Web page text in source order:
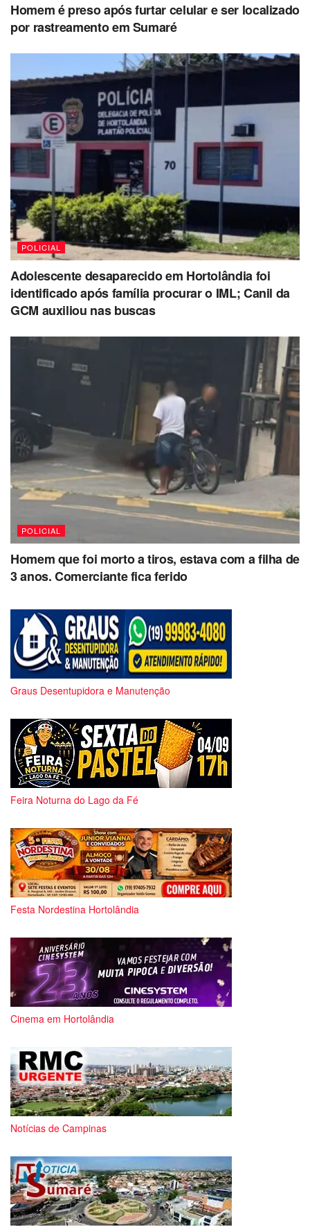
Homem é preso após furtar celular e ser localizado
por rastreamento em Sumaré
POLICIAL
Adolescente desaparecido em Hortolândia foi
identificado após família procurar o IML; Canil da
GCM auxiliou nas buscas
POLICIAL
Homem que foi morto a tiros, estava com a filha de
3 anos. Comerciante fica ferido
Graus Desentupidora e Manutenção
Feira Noturna do Lago da Fé
Festa Nordestina Hortolândia
Cinema em Hortolândia
Notícias de Campinas